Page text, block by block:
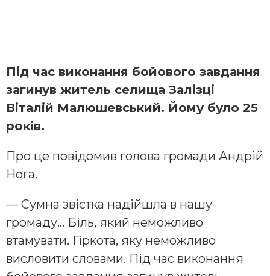
Під час виконання бойового завдання
загинув житель селища Залізці
Віталій Малюшевський. Йому було 25
років.
Про це повідомив голова громади Андрій
Нога.
— Сумна звістка надійшла в нашу
громаду… Біль, який неможливо
втамувати. Гіркота, яку неможливо
висловити словами. Під час виконання